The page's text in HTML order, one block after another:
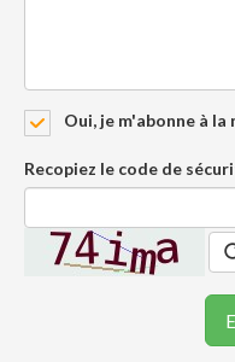
Oui, je m'abonne à
Recopiez le code de